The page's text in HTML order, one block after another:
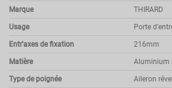
Marque THIRARD
Usage Porte
Entr'axes de fixation 216mm
Matière Aluminium
Type de poignée Aileron